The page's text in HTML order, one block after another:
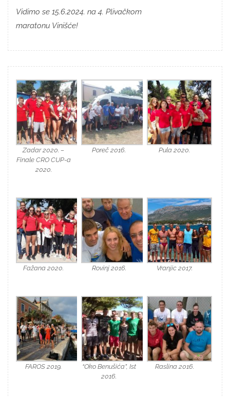
Vidimo se 15.6.2024. na 4. Plivačkom
maratonu Vinišće!
Zadar 2020. –
Finale CRO CUP-a
2020.
Poreč 2016. Pula 2020.
Fažana 2020. Rovinj 2016. Vranjic 2017.
FAROS 2019.
“Oko Benušića”, Ist
2016.
Raslina 2016.